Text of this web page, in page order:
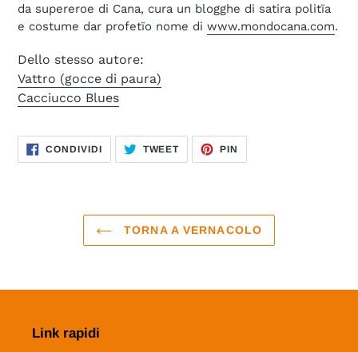
da supereroe di Cana, cura un blogghe di satira politïa
e costume dar profetïo nome di www.mondocana.com.
Dello stesso autore:
Vattro (gocce di paura)
Cacciucco Blues
CONDIVIDICONDIVIDI
FACEBOOK
TWEETTWITTA
TWITTER
PIN
PINTEREST
TORNA A VERNACOLO
Link rapidi